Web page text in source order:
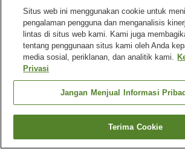
Luar biasa Ulasan:573
Fasilitas properti
Tempat parkir
Makan
Lounge
Beranda Jepang Gifu
Kota Gifu
Nagaragawa Onsen Juhachiro
Cari kamar
Situs web ini menggunakan cookie untuk
pengalaman pengguna dan menganalisis
lintas di situs web kami. Kami juga
tentang penggunaan situs kami oleh Anda
media sosial, periklanan, dan analitik kami.
Privasi
Jangan Menjual Informasi
Terima Cookie